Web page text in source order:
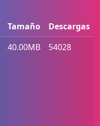
Tamaño
Descargas
40.00MB 54028